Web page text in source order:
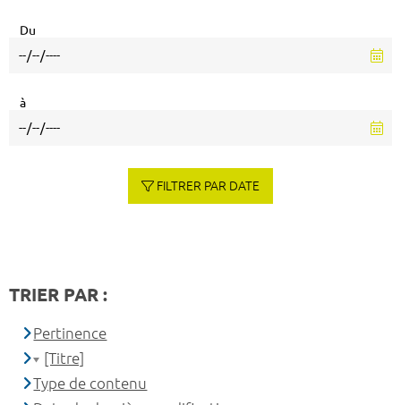
Du
à
FILTRER PAR DATE
TRIER PAR :
Pertinence
[Titre]
Type de contenu